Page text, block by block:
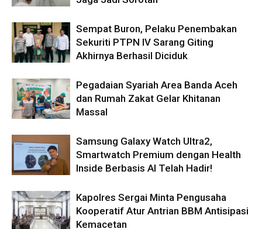
Sempat Buron, Pelaku Penembakan
Sekuriti PTPN IV Sarang Giting
Akhirnya Berhasil Diciduk
Pegadaian Syariah Area Banda Aceh
dan Rumah Zakat Gelar Khitanan
Massal
Samsung Galaxy Watch Ultra2,
Smartwatch Premium dengan Health
Inside Berbasis AI Telah Hadir!
Kapolres Sergai Minta Pengusaha
Kooperatif Atur Antrian BBM Antisipasi
Kemacetan